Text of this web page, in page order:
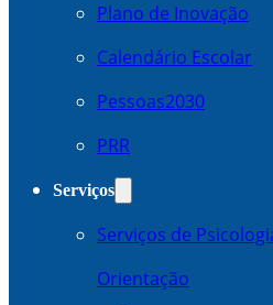
Plano de Inovação
Calendário Escolar
Pessoas2030
PRR
Serviços
Serviços de
Orientação